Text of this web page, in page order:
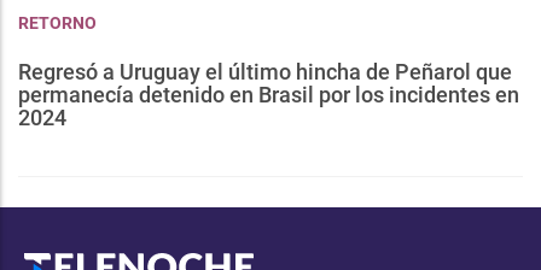
RETORNO
Regresó a Uruguay el último hincha de Peñarol que
permanecía detenido en Brasil por los incidentes en
2024